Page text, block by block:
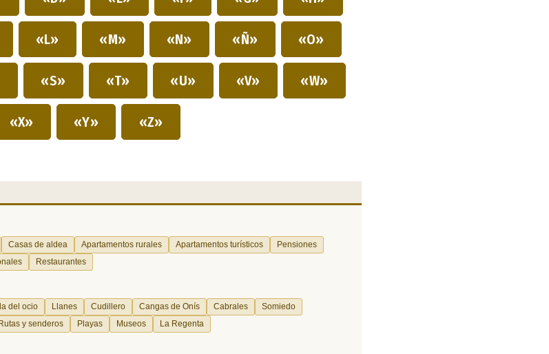
«L» «M» «N» «Ñ» «O»
«S» «T» «U» «V» «W»
«X» «Y» «Z»